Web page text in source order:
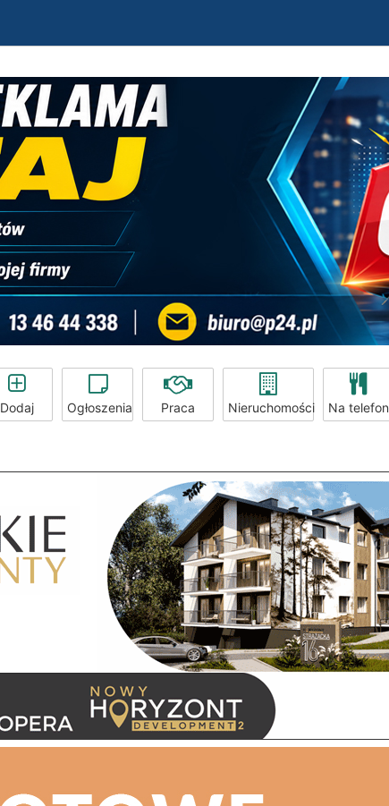
Dodaj Ogłoszenia Praca Nieruchomości Na telefon